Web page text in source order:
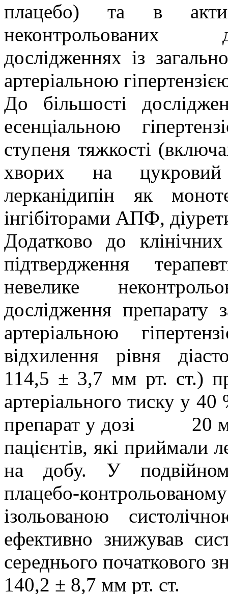
плацебо) та в
неконтрольованих
дослідженнях із
артеріальною
До більшості
есенціальною
ступеня тяжкості
хворих на
лерканідипін як
інгібіторами АПФ,
Додатково до
підтвердження
невелике
дослідження препарату
артеріальною
відхилення рівня
114,5 ± 3,7 мм рт. ст.)
артеріального тиску у 40
препарат у дозі
20
пацієнтів, які приймали
на добу. У
плацебо-
ізольованою
ефективно знижував
середнього початкового
140,2 ± 8,7 мм рт. ст.